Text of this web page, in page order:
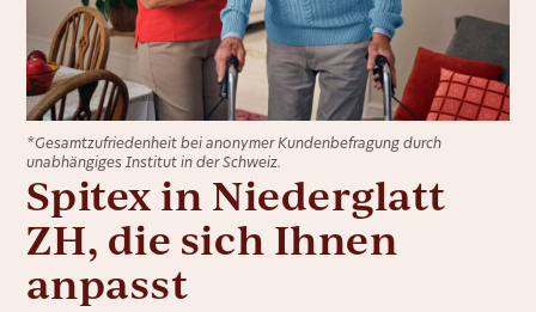
*Gesamtzufriedenheit bei anonymer Kundenbefragung durch
unabhängiges Institut in der Schweiz.
Spitex in Niederglatt
ZH, die sich Ihnen
anpasst